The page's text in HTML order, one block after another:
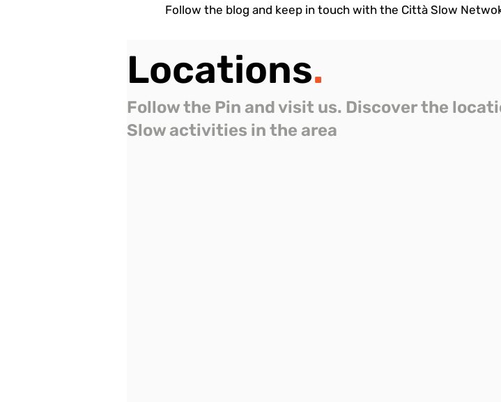
Follow the blog and keep in touch with the Città Slow
Locations.
Follow the Pin and visit us. Discover the
Slow activities in the area